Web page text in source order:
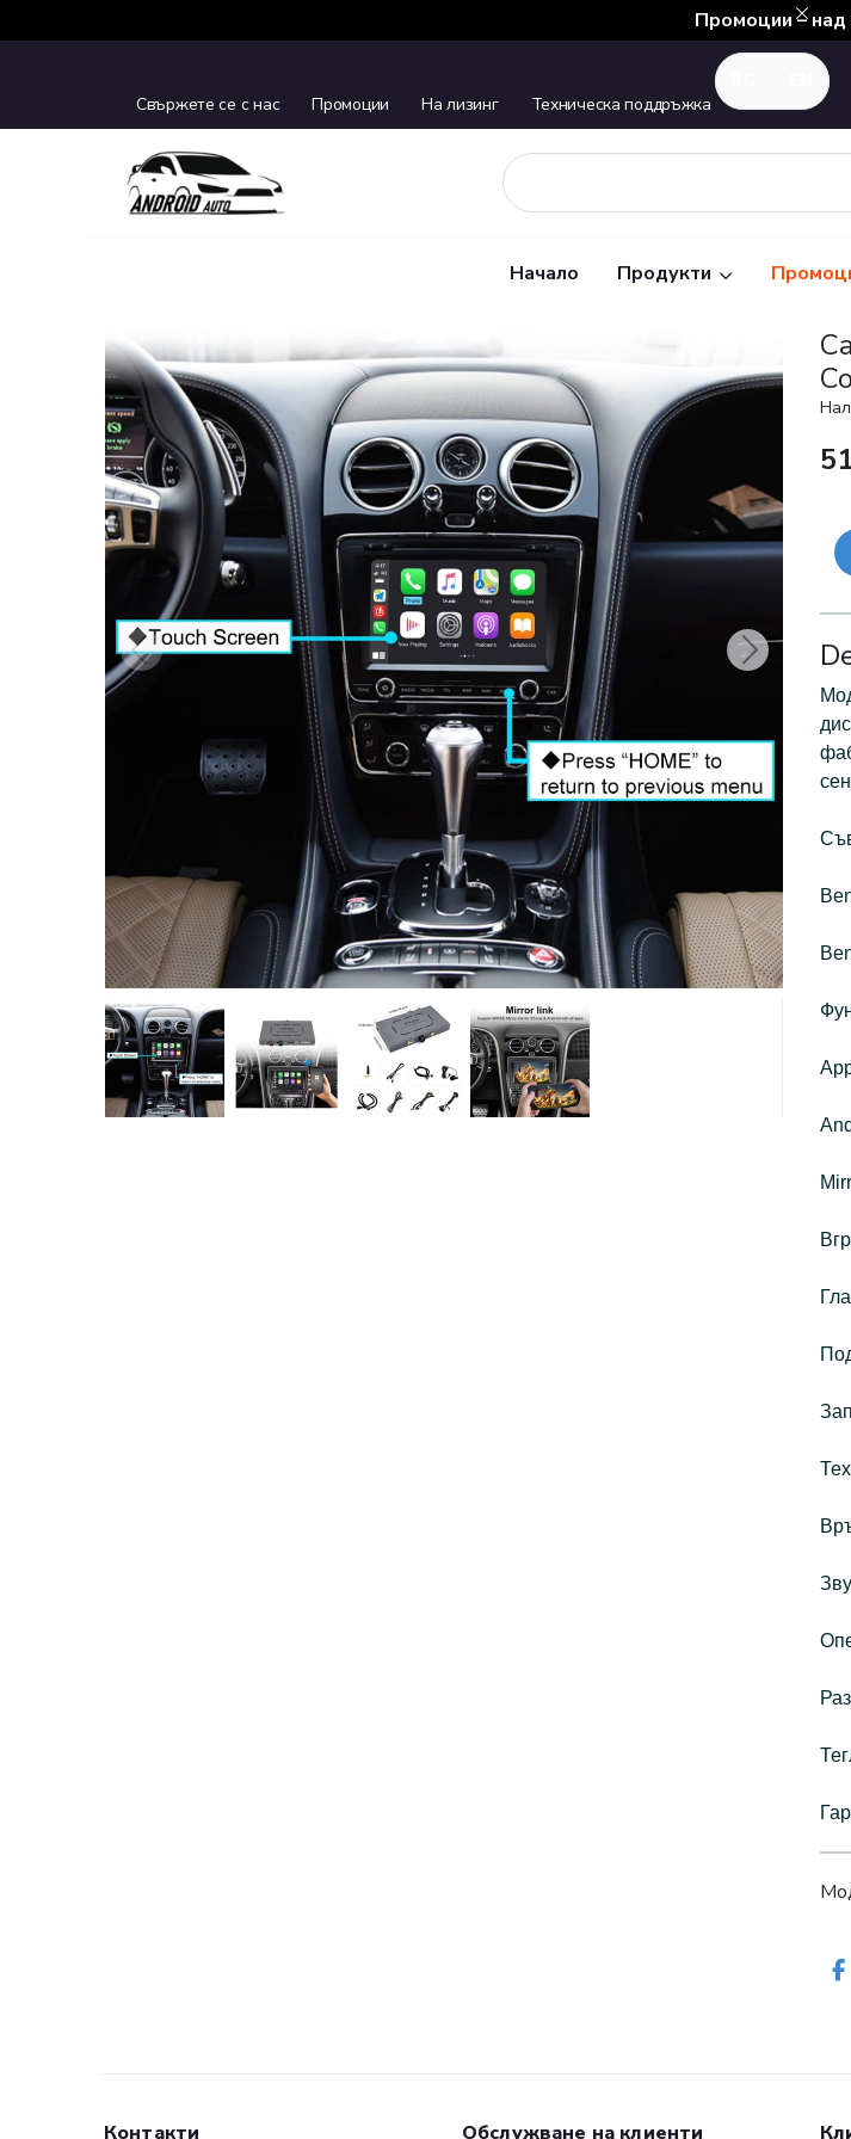
Промоции – над
Свържете се с нас
Промоции На лизинг Техническа поддръжка
Начало Продукти
Контакти Обслужване на клиенти